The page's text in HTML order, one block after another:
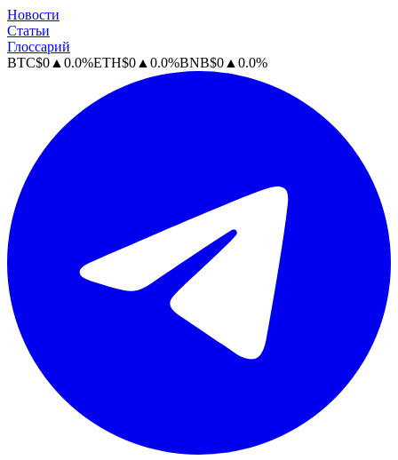
Новости
Статьи
Глоссарий
BTC$0 ▲ 0.0%ETH$0 ▲ 0.0%BNB$0 ▲ 0.0%